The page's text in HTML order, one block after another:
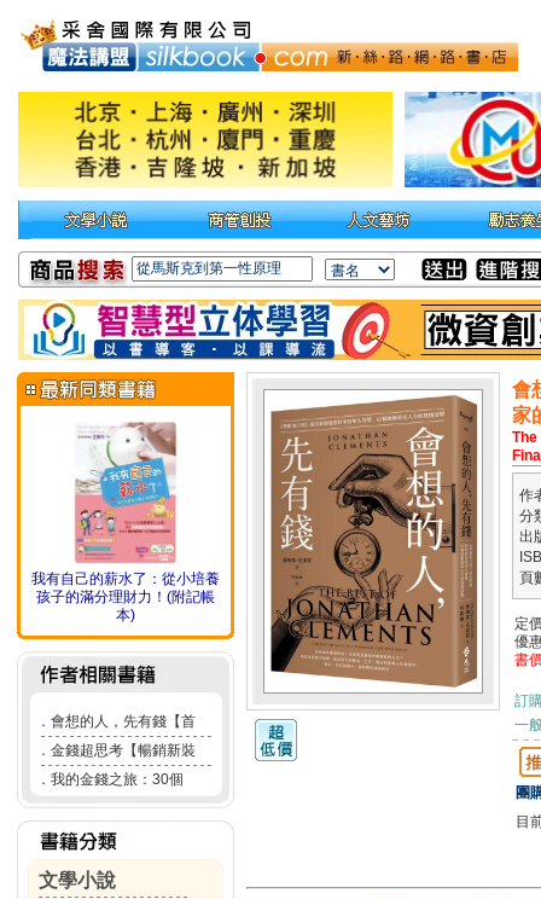
我有自己的薪水了：從小培養
孩子的滿分理財力！(附記帳
本)
． 會想的人，先有錢【首
． 金錢超思考【暢銷新裝
． 我的金錢之旅：30個
文學小說
會
家
作
分
出
頁
定
優
書
訂
一
團
目